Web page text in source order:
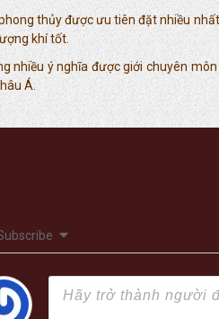
thủy được ưu tiên đặt nhiều
khí tốt.
nhiều ý nghĩa được giới chuyên
Á.